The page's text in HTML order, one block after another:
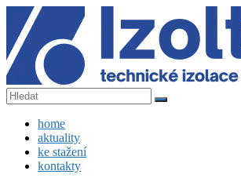
content
IZOLTECH
s.r.o.
technické
izolace
Menu
home
aktuality
ke stažení
kontakty